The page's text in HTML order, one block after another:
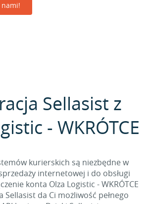
Sellasist z
- WKRÓTCE
kurierskich są niezbędne w
internetowej i do obsługi
konta Olza Logistic - WKRÓTCE
Sellasist da Ci możliwość pełnego